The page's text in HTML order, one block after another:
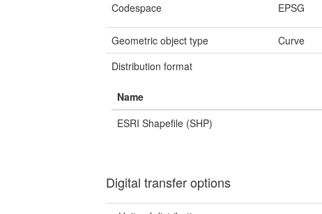
Codespace EPSG
Geometric object type
Curve
Distribution format
Name
ESRI Shapefile (SHP)
Digital transfer options